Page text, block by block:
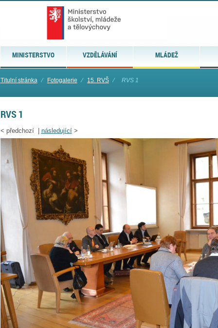
MINISTERSTVO VZDĚLÁVÁNÍ MLÁDEŽ
Titulní stránka ⁄ Fotogalerie ⁄ 15. RVŠ ⁄ RVS 1
RVS 1
< předchozí | následující>